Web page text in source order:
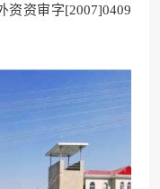
资资审字[2007]0409